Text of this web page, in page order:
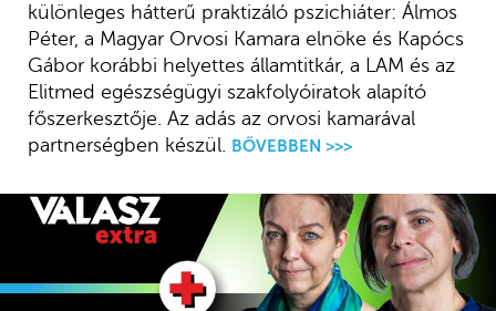
különleges hátterű praktizáló pszichiáter: Álmos
Péter, a Magyar Orvosi Kamara elnöke és Kapócs
Gábor korábbi helyettes államtitkár, a LAM és az
Elitmed egészségügyi szakfolyóiratok alapító
főszerkesztője. Az adás az orvosi kamarával
partnerségben készül. BŐVEBBEN >>>